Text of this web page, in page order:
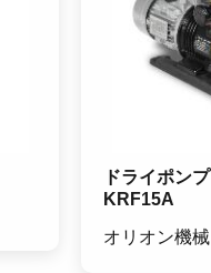
ドライポン
KRF15A
オリオン機械